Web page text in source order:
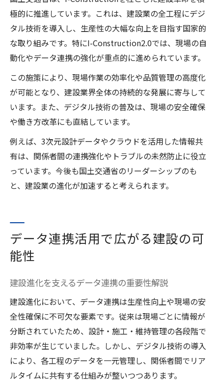
極的に推進しています。これは、建設業の全工程にデジ
タル技術を導入し、生産性の大幅な向上を目指す国家的
な取り組みです。特にI-Construction2.0では、現場の自
動化やデータ連携の強化が重点的に進められています。
この施策により、現場作業の効率化や品質管理の高度化
が可能となり、建設業界全体の持続的な発展に寄与して
います。また、デジタル技術の普及は、現場の安全確保
や働き方改革にも直結しています。
例えば、3次元設計データやクラウドを活用した情報共
有は、関係者間の連携強化やトラブルの未然防止に役立
っています。今後も国土交通省のリーダーシップのも
と、建設業の進化が加速すると考えられます。
データ連携活用で広がる建設の可
能性
建設進化を支えるデータ連携の重要性解説
建設進化において、データ連携は生産性向上や現場の安
全性確保に不可欠な要素です。従来は現場ごとに情報が
分断されていたため、設計・施工・維持管理の各段階で
非効率が生じていました。しかし、デジタル技術の導入
により、各工程のデータを一元管理し、関係者間でリア
ルタイムに共有する仕組みが整いつつあります。